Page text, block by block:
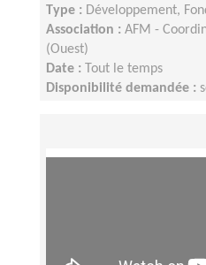
Type : Développement,
Association : AFM -
(Ouest)
Date :
Tout le temps
Disponibilité demandée :